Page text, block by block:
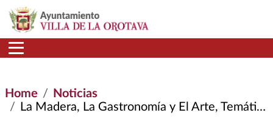
Skip to main content
Home
Noticias
La Madera, La Gastronomía y El Arte, Temáticas de La Próxima Feria Regional de Artesanía Pinolere